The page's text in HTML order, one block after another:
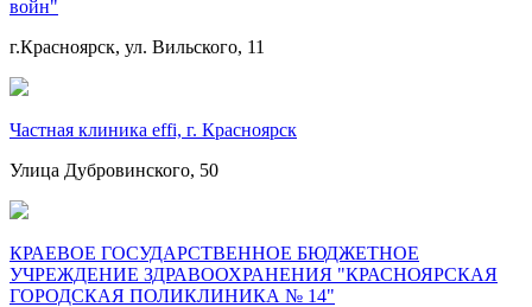
войн"
г.Красноярск, ул. Вильского, 11
Частная клиника effi, г. Красноярск
Улица Дубровинского, 50
КРАЕВОЕ ГОСУДАРСТВЕННОЕ БЮДЖЕТНОЕ
УЧРЕЖДЕНИЕ ЗДРАВООХРАНЕНИЯ "КРАСНОЯРСКАЯ
ГОРОДСКАЯ ПОЛИКЛИНИКА № 14"